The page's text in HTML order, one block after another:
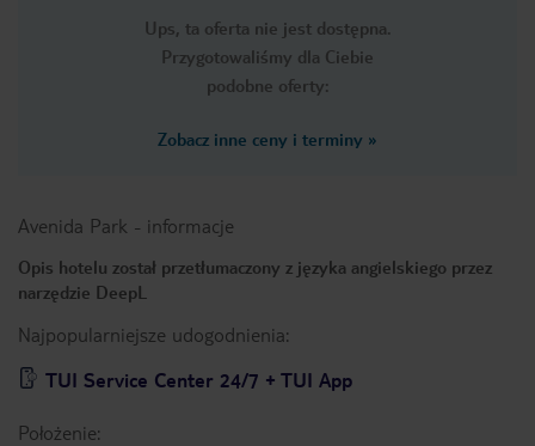
Ups, ta oferta nie jest dostępna.
Przygotowaliśmy dla Ciebie
podobne oferty:
Zobacz inne ceny i terminy »
Avenida Park - informacje
Opis hotelu został przetłumaczony z języka angielskiego przez
narzędzie DeepL
Najpopularniejsze udogodnienia:
TUI Service Center 24/7 + TUI App
Położenie: